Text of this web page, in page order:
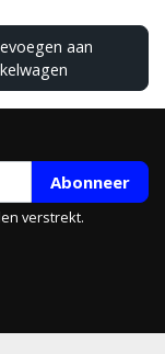
aan
Abonneer
verstrekt.